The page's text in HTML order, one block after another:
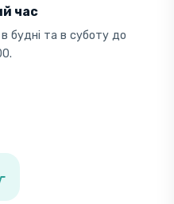
час
будні та в суботу до